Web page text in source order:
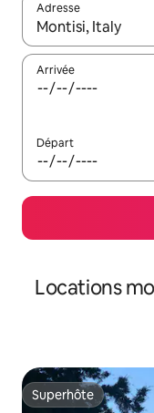
Adresse
Lorsque les
Arrivée
Départ
Locations
Superhôte
Superhôte